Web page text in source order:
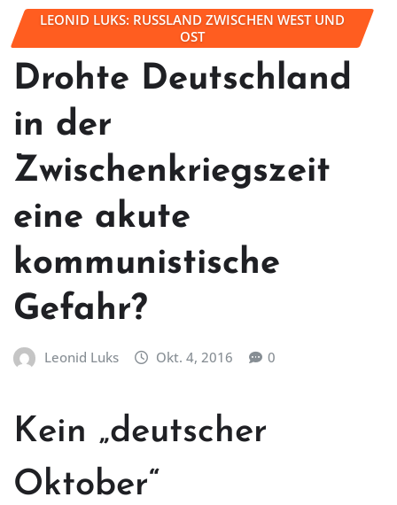
LEONID LUKS: RUSSLAND ZWISCHEN WEST UND
OST
Drohte Deutschland
in der
Zwischenkriegszeit
eine akute
kommunistische
Gefahr?
Leonid Luks Okt. 4, 2016 0
Kein „deutscher
Oktober“